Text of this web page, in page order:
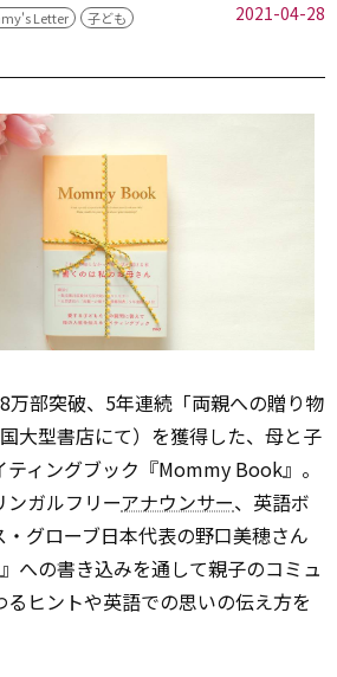
Letter
子ども
2021-04-28
万部突破、5年連続「両親への贈り物
大型書店にて）を獲得した、母と子
ィングブック『Mommy Book』。
ンガルフリーアナウンサー、英語ボ
グローブ日本代表の野口美穂さん
への書き込みを通して親子のコミュ
ヒントや英語での思いの伝え方を